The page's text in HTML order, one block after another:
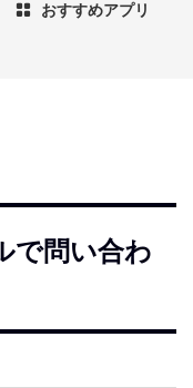
おすすめアプリ
で問い合わ